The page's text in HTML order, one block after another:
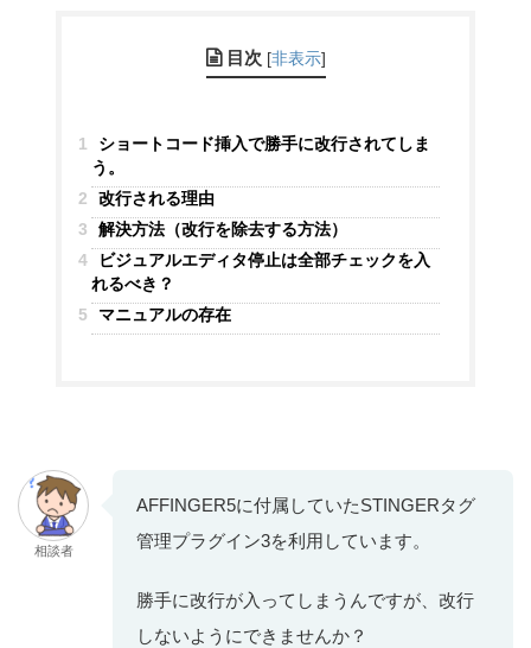
目次 [非表示]
1
ショートコード挿入で勝手に改行されてしま
う。
2
改行される理由
3
解決方法（改行を除去する方法）
4
ビジュアルエディタ停止は全部チェックを入
れるべき？
5
マニュアルの存在
相談者
AFFINGER5に付属していたSTINGERタグ
管理プラグイン3を利用しています。
勝手に改行が入ってしまうんですが、改行
しないようにできませんか？